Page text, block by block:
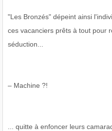
"Les Bronzés" dépeint ainsi
ces vacanciers prêts à tout pour
séduction...
– Machine ?!
... quitte à enfoncer leurs